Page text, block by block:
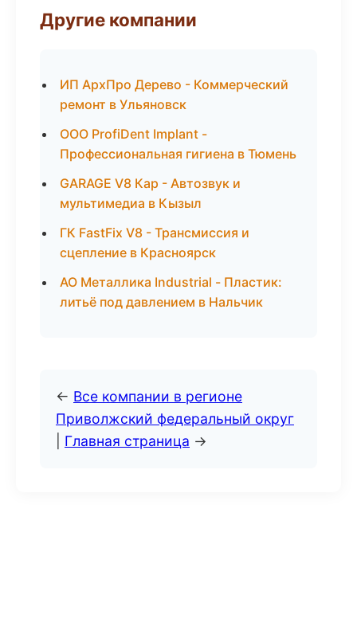
Другие компании
ИП АрхПро Дерево - Коммерческий
ремонт в Ульяновск
ООО ProfiDent Implant -
Профессиональная гигиена в Тюмень
GARAGE V8 Кар - Автозвук и
мультимедиа в Кызыл
ГК FastFix V8 - Трансмиссия и
сцепление в Красноярск
АО Металлика Industrial - Пластик:
литьё под давлением в Нальчик
← Все компании в регионе
Приволжский федеральный округ
Главная страница →